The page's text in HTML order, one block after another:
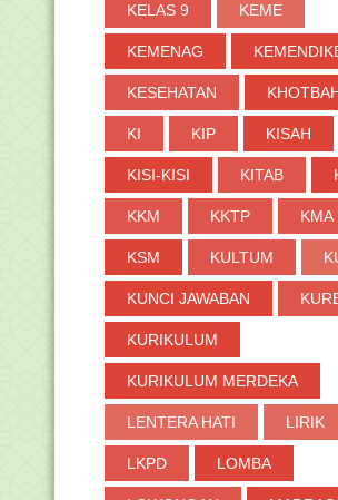
KELAS 9 KEME
KEMENAG
KESEHATAN
KI KIP KISAH
KISI-KISI KITAB
KKM KKTP KMA
KSM KULTUM
KUNCI JAWABAN
KURIKULUM
KURIKULUM MERDEKA
LENTERA HATI LIRIK
LKPD LOMBA